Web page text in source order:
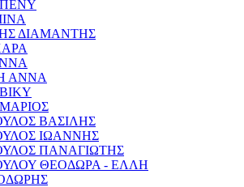
ΔΙΑΜΑΝΤΗΣ
ΑΝΝΑ
ΒΑΣΙΛΗΣ
ΙΩΑΝΝΗΣ
ΠΑΝΑΓΙΩΤΗΣ
ΘΕΟΔΩΡΑ - ΕΛΛΗ